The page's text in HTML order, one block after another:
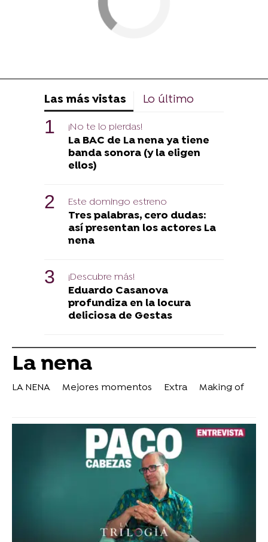
Las más vistas Lo último
¡No te lo pierdas!
La BAC de La nena ya tiene
banda sonora (y la eligen
ellos)
Este domingo estreno
Tres palabras, cero dudas:
así presentan los actores La
nena
¡Descubre más!
Eduardo Casanova
profundiza en la locura
deliciosa de Gestas
La nena
LA NENA Mejores momentos Extra Making of